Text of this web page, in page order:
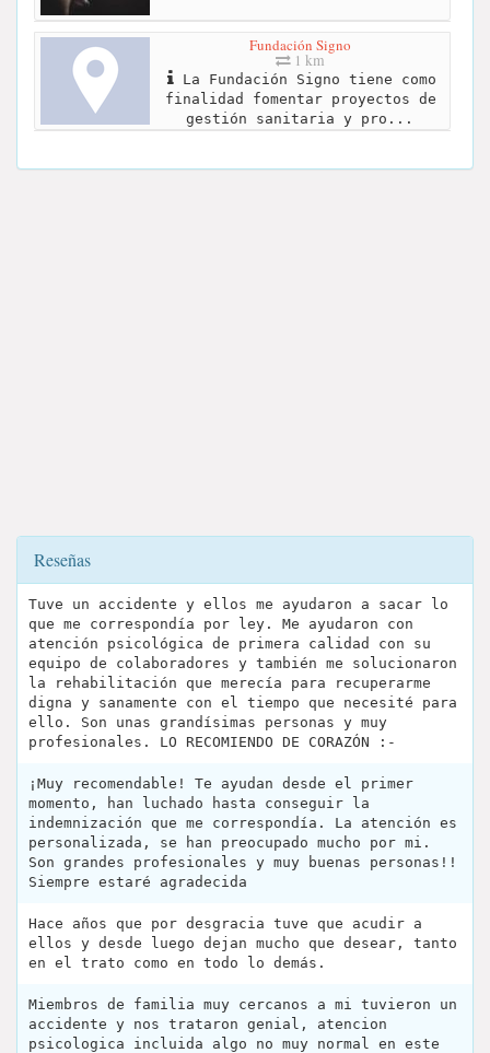
Fundación Signo
1 km
La Fundación Signo tiene como
finalidad fomentar proyectos de
gestión sanitaria y pro...
Reseñas
Tuve un accidente y ellos me ayudaron a sacar lo
que me correspondía por ley. Me ayudaron con
atención psicológica de primera calidad con su
equipo de colaboradores y también me solucionaron
la rehabilitación que merecía para recuperarme
digna y sanamente con el tiempo que necesité para
ello. Son unas grandísimas personas y muy
profesionales. LO RECOMIENDO DE CORAZÓN :-
¡Muy recomendable! Te ayudan desde el primer
momento, han luchado hasta conseguir la
indemnización que me correspondía. La atención es
personalizada, se han preocupado mucho por mi.
Son grandes profesionales y muy buenas personas!!
Siempre estaré agradecida
Hace años que por desgracia tuve que acudir a
ellos y desde luego dejan mucho que desear, tanto
en el trato como en todo lo demás.
Miembros de familia muy cercanos a mi tuvieron un
accidente y nos trataron genial, atencion
psicologica incluida algo no muy normal en este